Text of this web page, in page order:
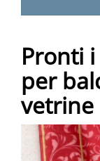
Pronti
per
vetrine